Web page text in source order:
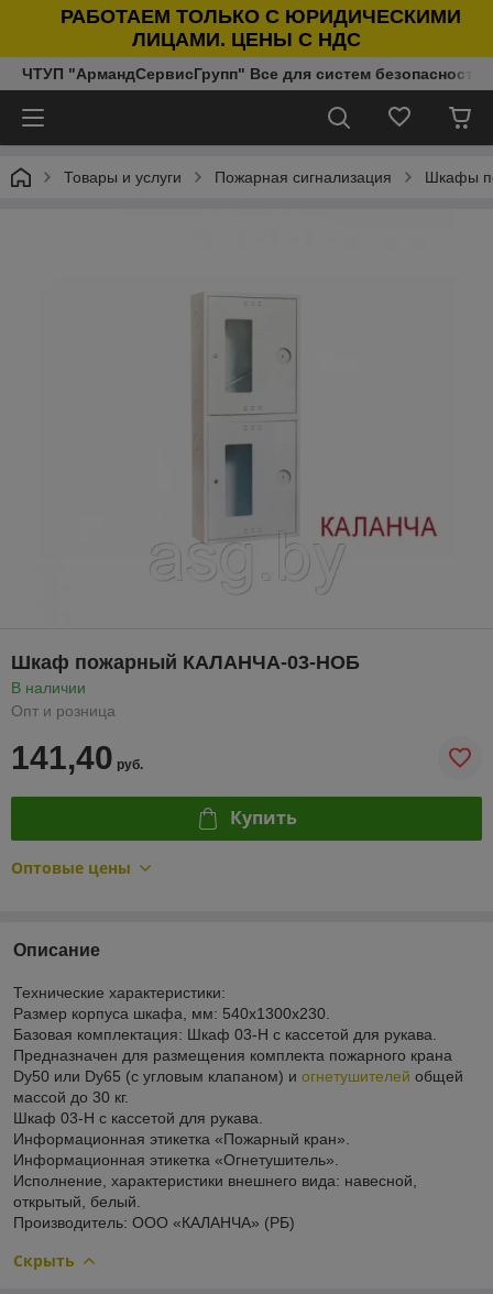
РАБОТАЕМ ТОЛЬКО С ЮРИДИЧЕСКИМИ
ЛИЦАМИ. ЦЕНЫ С НДС
ЧТУП "АрмандСервисГрупп" Все для систем безопасности
Товары и услуги Пожарная сигнализация Шкафы
Шкаф пожарный КАЛАНЧА-03-НОБ
В наличии
Опт и розница
141,40 руб.
Купить
Оптовые цены
Описание
Технические характеристики:
Размер корпуса шкафа, мм: 540x1300x230.
Базовая комплектация: Шкаф 03-Н с кассетой для рукава.
Предназначен для размещения комплекта пожарного крана
Dy50 или Dy65 (с угловым клапаном) и огнетушителей общей
массой до 30 кг.
Шкаф 03-Н с кассетой для рукава.
Информационная этикетка «Пожарный кран».
Информационная этикетка «Огнетушитель».
Исполнение, характеристики внешнего вида: навесной,
открытый, белый.
Производитель: ООО «КАЛАНЧА» (РБ)
Скрыть